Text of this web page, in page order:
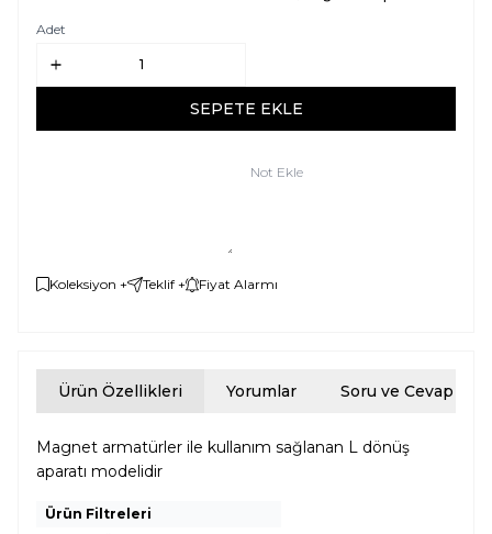
Adet
SEPETE EKLE
Not Ekle
Koleksiyon + Teklif + Fiyat Alarmı
Ürün Özellikleri Yorumlar Soru ve Cevap
Magnet armatürler ile kullanım sağlanan L dönüş
aparatı modelidir
Ürün Filtreleri